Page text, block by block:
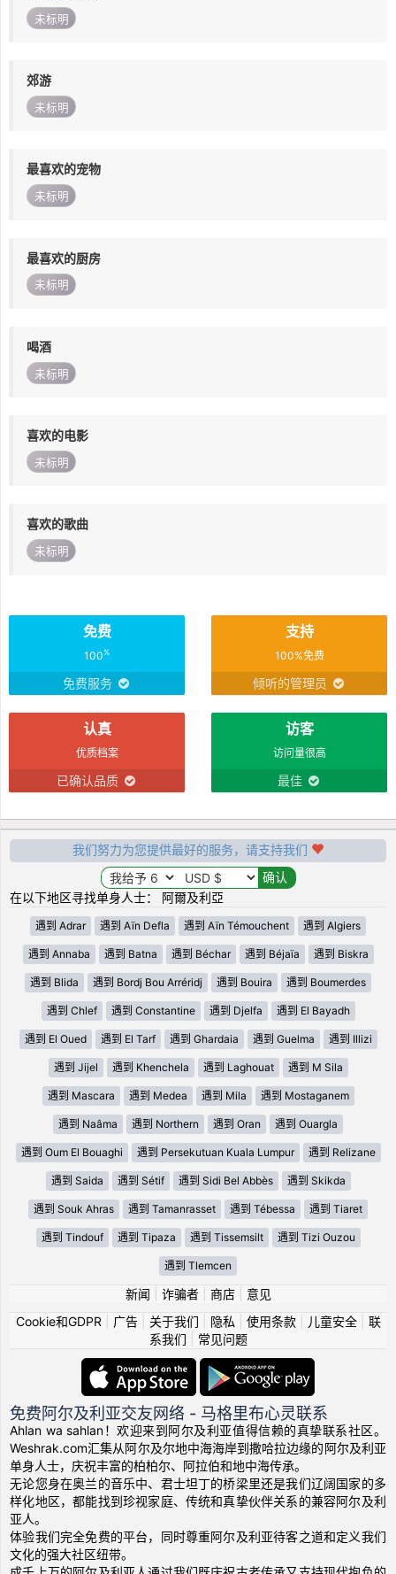
未标明
郊游
未标明
最喜欢的宠物
未标明
最喜欢的厨房
未标明
喝酒
未标明
喜欢的电影
未标明
喜欢的歌曲
未标明
免费
100%
免费服务
支持
100%免费
倾听的管理员
认真
优质档案
已确认品质
访客
访问量很高
最佳
我们努力为您提供最好的服务，请支持我们
在以下地区寻找单身人士： 阿爾及利亞
遇到 Adrar 遇到 Aïn Defla 遇到 Aïn Témouchent 遇到 Algiers
遇到 Annaba 遇到 Batna 遇到 Béchar 遇到 Béjaïa 遇到 Biskra
遇到 Blida 遇到 Bordj Bou Arréridj 遇到 Bouira 遇到 Boumerdes
遇到 Chlef 遇到 Constantine 遇到 Djelfa 遇到 El Bayadh
遇到 El Oued 遇到 El Tarf 遇到 Ghardaia 遇到 Guelma 遇到 Illizi
遇到 Jijel 遇到 Khenchela 遇到 Laghouat 遇到 M Sila
遇到 Mascara 遇到 Medea 遇到 Mila 遇到 Mostaganem
遇到 Naâma 遇到 Northern 遇到 Oran 遇到 Ouargla
遇到 Oum El Bouaghi 遇到 Persekutuan Kuala Lumpur 遇到 Relizane
遇到 Saida 遇到 Sétif 遇到 Sidi Bel Abbès 遇到 Skikda
遇到 Souk Ahras 遇到 Tamanrasset 遇到 Tébessa 遇到 Tiaret
遇到 Tindouf 遇到 Tipaza 遇到 Tissemsilt 遇到 Tizi Ouzou
遇到 Tlemcen
新闻 诈骗者| 商店| 意见
Cookie和GDPR
广告| 关于我们 隐私 使用条款| 儿童安全| 联
系我们
常见问题
免费阿尔及利亚交友网络 - 马格里布心灵联系
Ahlan wa sahlan！欢迎来到阿尔及利亚值得信赖的真挚联系社区。
Weshrak.com汇集从阿尔及尔地中海海岸到撒哈拉边缘的阿尔及利亚
单身人士，庆祝丰富的柏柏尔、阿拉伯和地中海传承。
无论您身在奥兰的音乐中、君士坦丁的桥梁里还是我们辽阔国家的多
样化地区，都能找到珍视家庭、传统和真挚伙伴关系的兼容阿尔及利
亚人。
体验我们完全免费的平台，同时尊重阿尔及利亚待客之道和定义我们
文化的强大社区纽带。